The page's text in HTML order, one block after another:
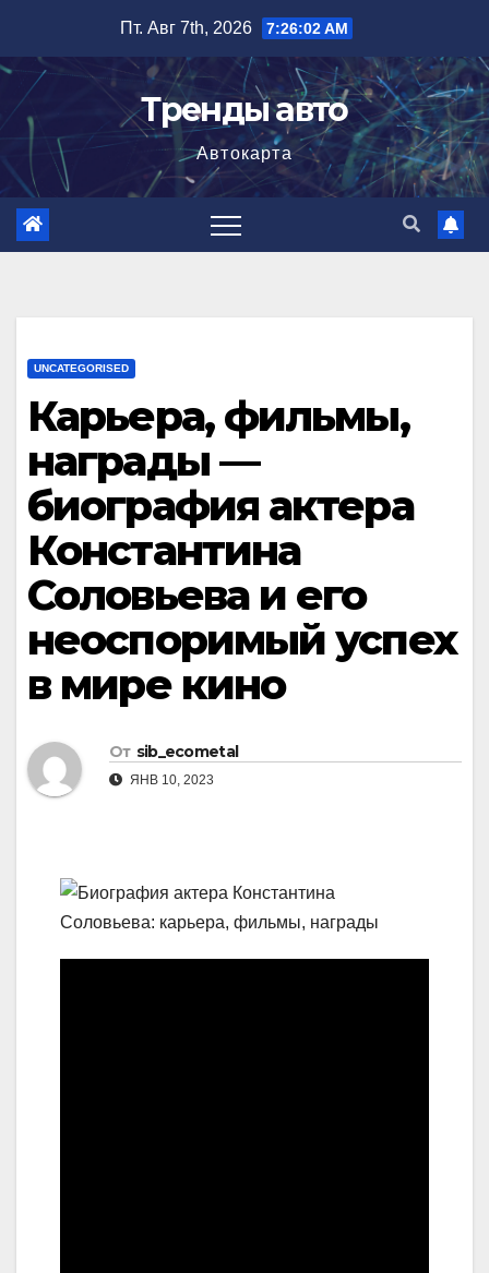
содержимому
Пт. Авг 7th, 2026 7:26:03 AM
Тренды авто
Автокарта
UNCATEGORISED
Карьера, фильмы,
награды —
биография актера
Константина
Соловьева и его
неоспоримый успех
в мире кино
От sib_ecometal
ЯНВ 10, 2023